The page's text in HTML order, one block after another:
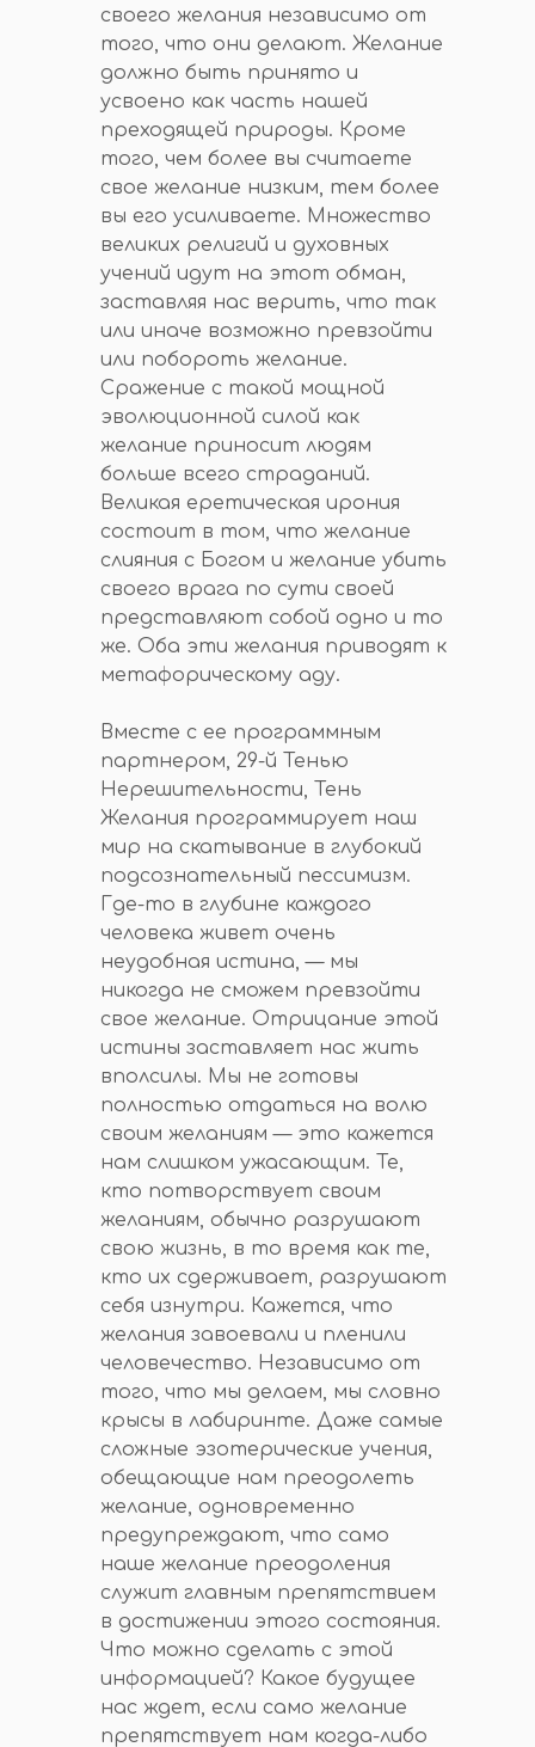
своего желания независимо от
того, что они делают. Желание
должно быть принято и
усвоено как часть нашей
преходящей природы. Кроме
того, чем более вы считаете
свое желание низким, тем более
вы его усиливаете. Множество
великих религий и духовных
учений идут на этот обман,
заставляя нас верить, что так
или иначе возможно превзойти
или побороть желание.
Сражение с такой мощной
эволюционной силой как
желание приносит людям
больше всего страданий.
Великая еретическая ирония
состоит в том, что желание
слияния с Богом и желание убить
своего врага по сути своей
представляют собой одно и то
же. Оба эти желания приводят к
метафорическому аду.
Вместе с ее программным
партнером, 29-й Тенью
Нерешительности, Тень
Желания программирует наш
мир на скатывание в глубокий
подсознательный пессимизм.
Где-то в глубине каждого
человека живет очень
неудобная истина, — мы
никогда не сможем превзойти
свое желание. Отрицание этой
истины заставляет нас жить
вполсилы. Мы не готовы
полностью отдаться на волю
своим желаниям — это кажется
нам слишком ужасающим. Те,
кто потворствует своим
желаниям, обычно разрушают
свою жизнь, в то время как те,
кто их сдерживает, разрушают
себя изнутри. Кажется, что
желания завоевали и пленили
человечество. Независимо от
того, что мы делаем, мы словно
крысы в лабиринте. Даже самые
сложные эзотерические учения,
обещающие нам преодолеть
желание, одновременно
предупреждают, что само
наше желание преодоления
служит главным препятствием
в достижении этого состояния.
Что можно сделать с этой
информацией? Какое будущее
нас ждет, если само желание
препятствует нам когда-либо